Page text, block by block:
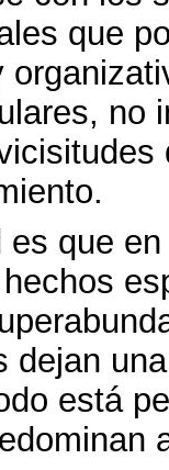
que
no
es que
dejan
está